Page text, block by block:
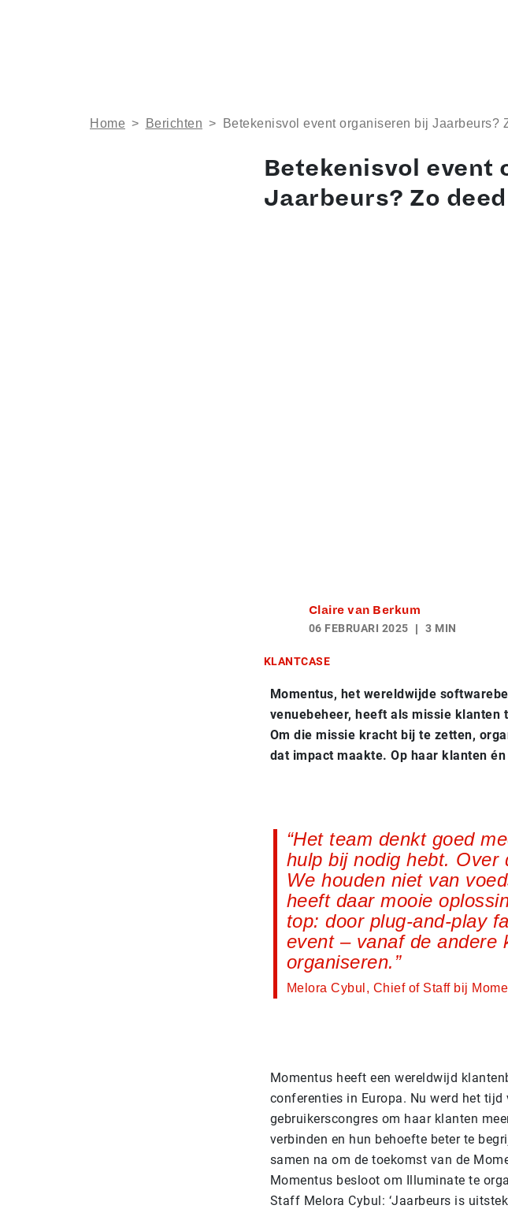
Home > Berichten > Be­te­ke­nis­vol event organiseren bij Jaarbeurs?
Be­te­ke­nis­vol event
Jaarbeurs? Zo
Claire van Berkum
06 FEBRUARI 2025
3 MIN
KLANTCASE
Momentus, het wereldwijde
venuebeheer, heeft als missie klanten
Om die missie kracht bij te zetten,
dat impact maakte. Op haar klanten
Het team denkt goed
hulp bij nodig hebt. Over
We houden niet van
heeft daar mooie
top: door plug-and-play
event – vanaf de andere
organiseren.
Melora Cybul, Chief of Staff bij
Momentus heeft een wereldwijd
conferenties in Europa. Nu werd het
gebruikerscongres om haar klanten
verbinden en hun behoefte beter te
samen na om de toekomst van de
Momentus besloot om Illuminate te
Staff Melora Cybul: ‘Jaarbeurs is